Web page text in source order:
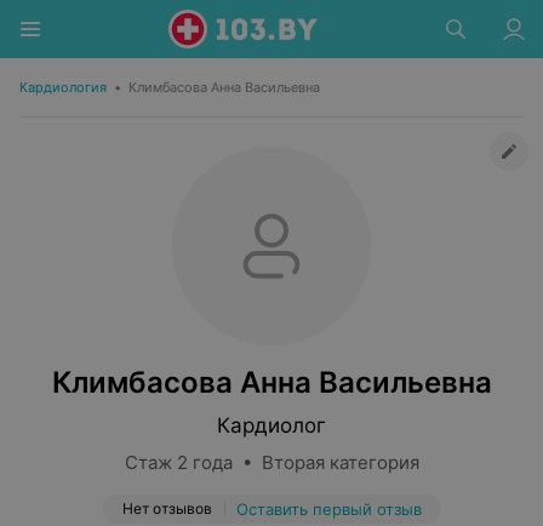
Кардиология • Климбасова Анна Васильевна
Климбасова Анна Васильевна
Кардиолог
Стаж 2 года • Вторая категория
Нет отзывов Оставить первый отзыв